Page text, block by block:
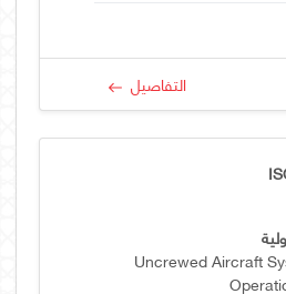
التفاصيل
Uncrewed Aircraft